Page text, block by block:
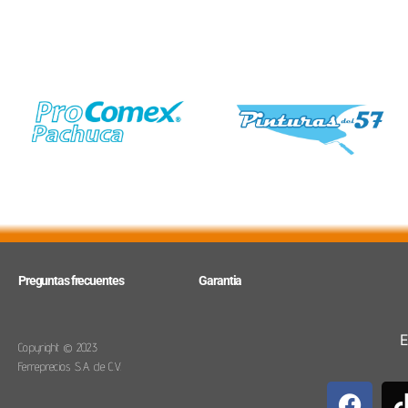
Preguntas frecuentes Garantia
Copyright © 2023
Ferreprecios S.A. de C.V.